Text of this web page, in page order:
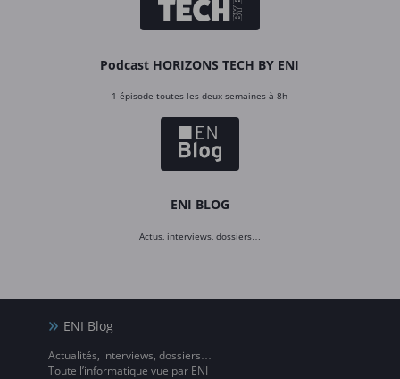
Podcast HORIZONS TECH BY ENI
1 épisode toutes les deux semaines à 8h
ENI BLOG
Actus, interviews, dossiers…
ENI Blog
Actualités, interviews, dossiers…
Toute l’informatique vue par ENI